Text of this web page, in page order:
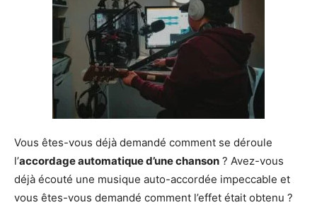
Vous êtes-vous déjà demandé comment se déroule
l’accordage automatique d’une chanson ? Avez-vous
déjà écouté une musique auto-accordée impeccable et
vous êtes-vous demandé comment l’effet était obtenu ?